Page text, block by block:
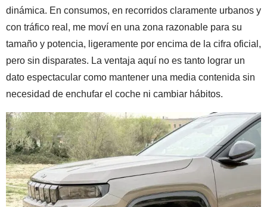
dinámica. En consumos, en recorridos claramente urbanos y
con tráfico real, me moví en una zona razonable para su
tamaño y potencia, ligeramente por encima de la cifra oficial,
pero sin disparates. La ventaja aquí no es tanto lograr un
dato espectacular como mantener una media contenida sin
necesidad de enchufar el coche ni cambiar hábitos.